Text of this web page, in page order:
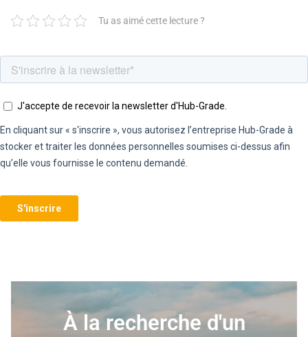
Tu as aimé cette lecture ?
À la recherche d'un